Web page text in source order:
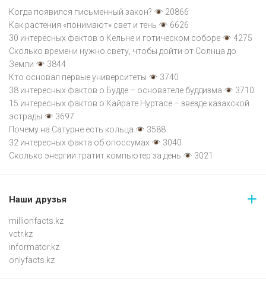
Когда появился письменный закон?
20866
Как растения «понимают» свет и тень
6626
30 интересных фактов о Кельне и готическом соборе
4275
Сколько времени нужно свету, чтобы дойти от Солнца до
Земли
3844
Кто основал первые университеты
3740
38 интересных фактов о Будде – основателе буддизма
3710
15 интересных фактов о Кайрате Нуртасе – звезде казахской
эстрады
3697
Почему на Сатурне есть кольца
3588
32 интересных факта об опоссумах
3040
Сколько энергии тратит компьютер за день
3021
Наши друзья
millionfacts.kz
vctr.kz
informator.kz
onlyfacts.kz